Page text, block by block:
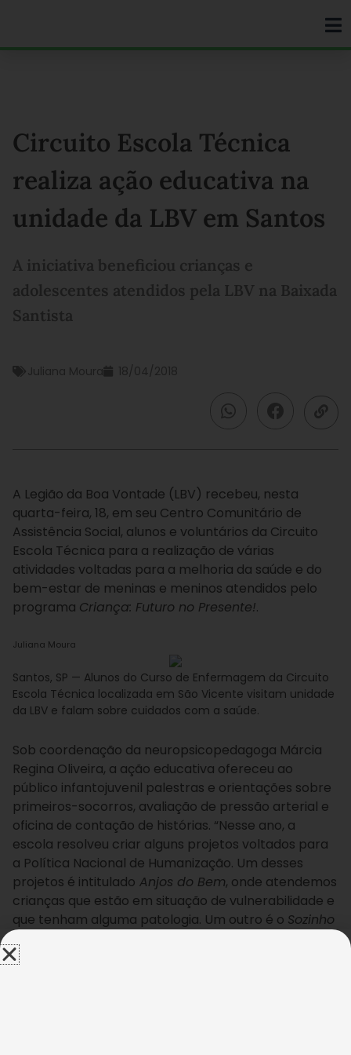
Circuito Escola Técnica
realiza ação educativa na
unidade da LBV em Santos
A iniciativa beneficiou crianças e
adolescentes atendidos pela LBV na Baixada
Santista
Juliana Moura 18/04/2018
A Legião da Boa Vontade (LBV) recebeu, nesta
quarta-feira, 18, em seu Centro Comunitário de
Assistência Social, alunos e voluntários da Circuito
Escola Técnica para a realização de várias
atividades voltadas para a melhoria da saúde e do
bem-estar de meninas e meninos atendidos pelo
programa Criança: Futuro no Presente!.
Juliana Moura
Santos, SP — Alunos do Curso de Enfermagem da Circuito
Escola Técnica localizada em São Vicente visitam unidade
da LBV e falam sobre cuidados com a saúde.
Sob coordenação da neuropsicopedagoga Márcia
Regina Oliveira, a ação educativa ofereceu ao
público infantojuvenil palestras e orientações sobre
primeiros-socorros, avaliação de pressão arterial e
oficina de contação de histórias. “Nesse ano, a
escola resolveu criar alguns projetos voltados para
a Política Nacional de Humanização. Um desses
projetos é intitulado Anjos do Bem, onde atendemos
crianças que estão em situação de vulnerabilidade e
que tenham alguma patologia. Um outro é o Sozinho
espiritualmente as pessoas”, especificou a